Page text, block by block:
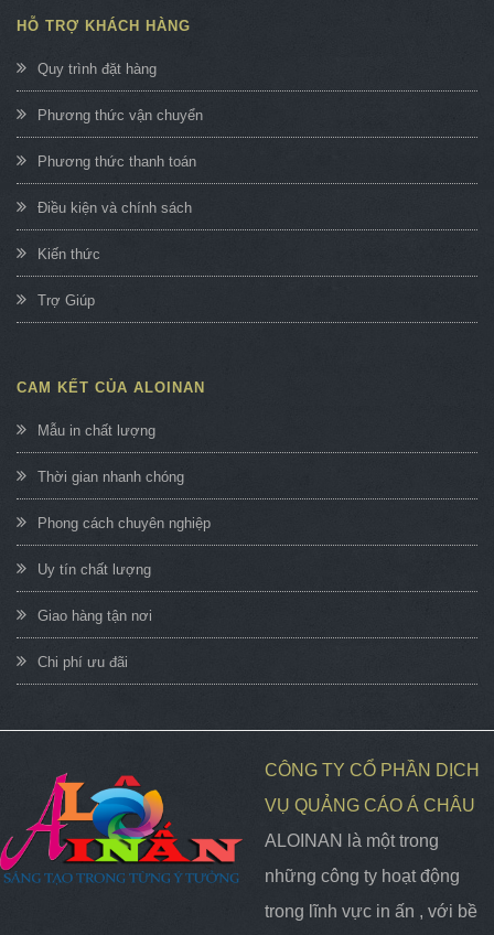
HỖ TRỢ KHÁCH HÀNG
Quy trình đặt hàng
Phương thức vận chuyển
Phương thức thanh toán
Điều kiện và chính sách
Kiến thức
Trợ Giúp
CAM KẾT CỦA ALOINAN
Mẫu in chất lượng
Thời gian nhanh chóng
Phong cách chuyên nghiệp
Uy tín chất lượng
Giao hàng tận nơi
Chi phí ưu đãi
CÔNG TY CỔ PHẦN DỊCH
VỤ QUẢNG CÁO Á CHÂU
ALOINAN là một trong
những công ty hoạt động
trong lĩnh vực in ấn , với bề